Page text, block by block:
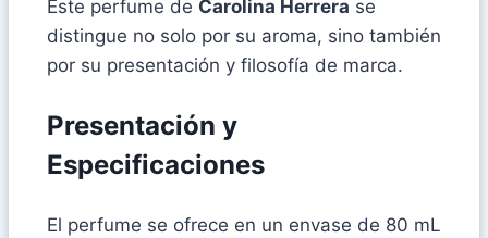
Este perfume de Carolina Herrera se
distingue no solo por su aroma, sino también
por su presentación y filosofía de marca.
Presentación y
Especificaciones
El perfume se ofrece en un envase de 80 mL